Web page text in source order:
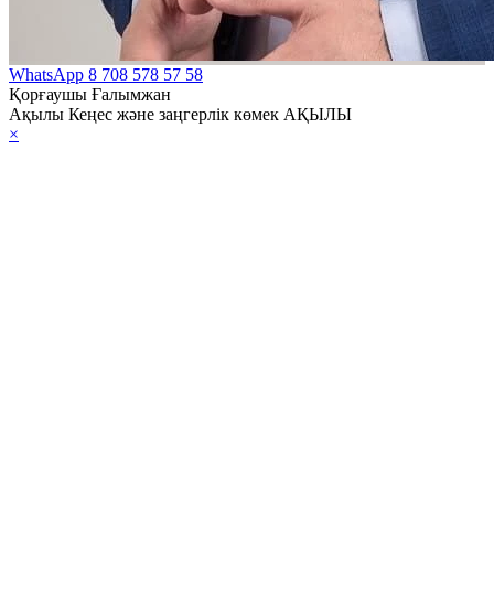
WhatsApp 8 708 578 57 58
Қорғаушы Ғалымжан
Ақылы Кеңес және заңгерлік көмек АҚЫЛЫ
×